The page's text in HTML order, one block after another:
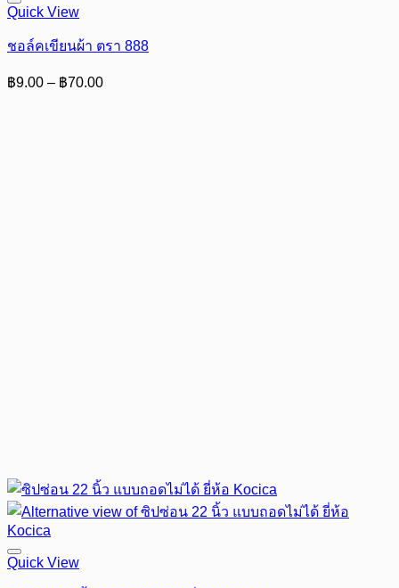
Quick View
ชอล์คเขียนผ้า ตรา 888
฿9.00 – ฿70.00Price
Quick View